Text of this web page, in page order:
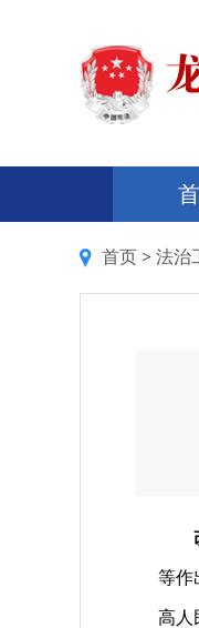
首页 > 法治
等作
高人